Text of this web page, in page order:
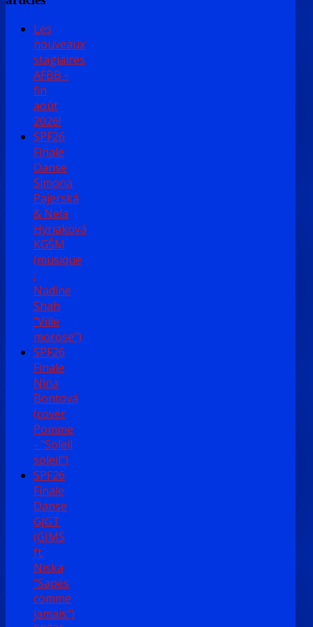
Les
nouveaux
stagiaires
AFBB -
fin
août
2026!
SPF26
Finale
Danse
Simona
Pajerská
& Nela
Hyriaková
KGŠM
(musique
:
Nadine
Shah
"Ville
morose")
SPF26
Finale
Nina
Bontová
(cover
Pomme
- "Soleil
soleil")
SPF26
Finale
Danse
GJGT
(GIMS
ft.
Niska
"Sapés
comme
jamais")